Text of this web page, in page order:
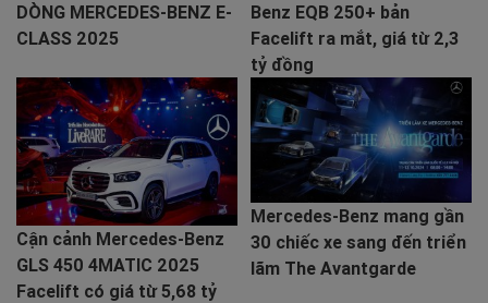
DÒNG MERCEDES-BENZ E-
CLASS 2025
Benz EQB 250+ bản
Facelift ra mắt, giá từ 2,3
tỷ đồng
Cận cảnh Mercedes-Benz
GLS 450 4MATIC 2025
Facelift có giá từ 5,68 tỷ
Mercedes-Benz mang gần
30 chiếc xe sang đến triển
lãm The Avantgarde